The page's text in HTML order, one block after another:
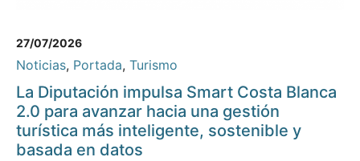
27/07/2026
Noticias, Portada, Turismo
La Diputación impulsa Smart Costa Blanca
2.0 para avanzar hacia una gestión
turística más inteligente, sostenible y
basada en datos